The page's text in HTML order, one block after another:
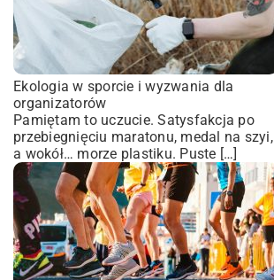
Ekologia w sporcie i wyzwania dla
organizatorów
Pamiętam to uczucie. Satysfakcja po
przebiegnięciu maratonu, medal na szyi,
a wokół… morze plastiku. Puste […]